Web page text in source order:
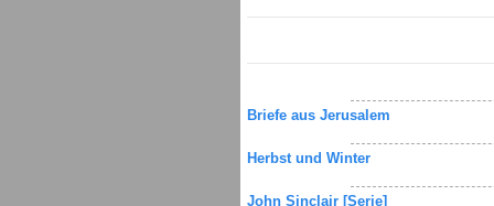
Briefe aus Jerusalem
Herbst und Winter
John Sinclair [Serie]